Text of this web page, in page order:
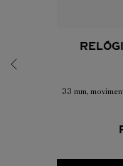
33 mm,